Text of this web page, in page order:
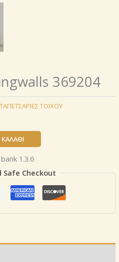
369204
ΤΑΠΕΤΣΑΡΙΕΣ ΤΟΙΧΟΥ
Safe Checkout